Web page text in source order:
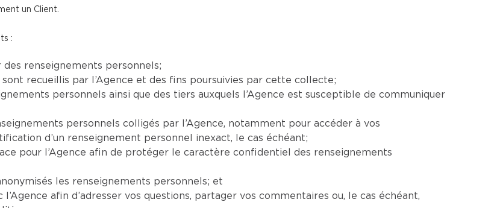
un Client.
:
renseignements personnels;
recueillis par l’Agence et des fins poursuivies par cette collecte;
personnels ainsi que des tiers auxquels l’Agence est susceptible de communiquer
personnels colligés par l’Agence, notamment pour accéder à vos
d’un renseignement personnel inexact, le cas échéant;
pour l’Agence afin de protéger le caractère confidentiel des renseignements
les renseignements personnels; et
afin d’adresser vos questions, partager vos commentaires ou, le cas échéant,